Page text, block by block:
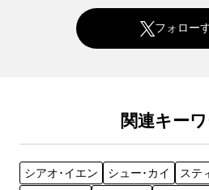
フォロー
関連キー
シアオ･イエン シュー･カイ
ステ